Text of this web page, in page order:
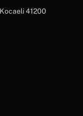
41200